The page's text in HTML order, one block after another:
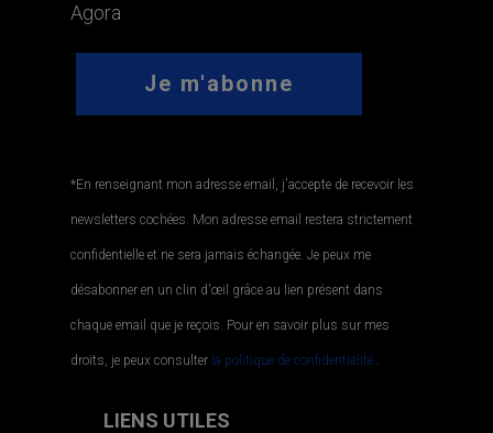
Agora
*En renseignant mon adresse email, j'accepte de recevoir les
newsletters cochées. Mon adresse email restera strictement
confidentielle et ne sera jamais échangée. Je peux me
désabonner en un clin d'œil grâce au lien présent dans
chaque email que je reçois. Pour en savoir plus sur mes
droits, je peux consulter la politique de confidentialité..
LIENS UTILES